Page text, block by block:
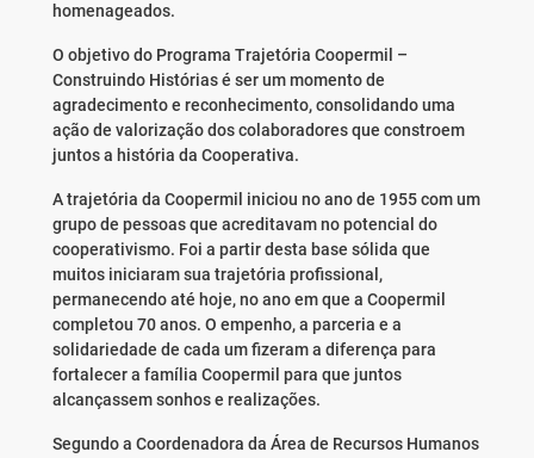
homenageados.
O objetivo do Programa Trajetória Coopermil –
Construindo Histórias é ser um momento de
agradecimento e reconhecimento, consolidando uma
ação de valorização dos colaboradores que constroem
juntos a história da Cooperativa.
A trajetória da Coopermil iniciou no ano de 1955 com um
grupo de pessoas que acreditavam no potencial do
cooperativismo. Foi a partir desta base sólida que
muitos iniciaram sua trajetória profissional,
permanecendo até hoje, no ano em que a Coopermil
completou 70 anos. O empenho, a parceria e a
solidariedade de cada um fizeram a diferença para
fortalecer a família Coopermil para que juntos
alcançassem sonhos e realizações.
Segundo a Coordenadora da Área de Recursos Humanos